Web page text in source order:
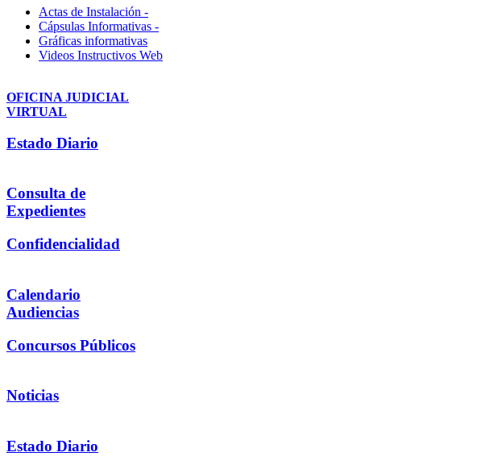
Actas de Instalación -
Cápsulas Informativas -
Gráficas informativas
Videos Instructivos Web
OFICINA JUDICIAL
VIRTUAL
Estado Diario
Consulta de
Expedientes
Confidencialidad
Calendario
Audiencias
Concursos Públicos
Noticias
Estado Diario